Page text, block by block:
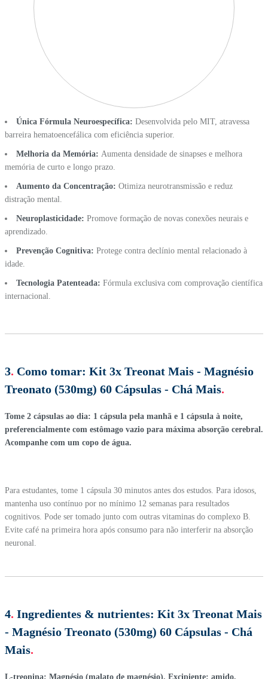
Única Fórmula Neuroespecífica: Desenvolvida pelo MIT, atravessa
barreira hematoencefálica com eficiência superior.
Melhoria da Memória: Aumenta densidade de sinapses e melhora
memória de curto e longo prazo.
Aumento da Concentração: Otimiza neurotransmissão e reduz
distração mental.
Neuroplasticidade: Promove formação de novas conexões neurais e
aprendizado.
Prevenção Cognitiva: Protege contra declínio mental relacionado à
idade.
Tecnologia Patenteada: Fórmula exclusiva com comprovação científica
internacional.
3. Como tomar: Kit 3x Treonat Mais - Magnésio
Treonato (530mg) 60 Cápsulas - Chá Mais.
Tome 2 cápsulas ao dia: 1 cápsula pela manhã e 1 cápsula à noite,
preferencialmente com estômago vazio para máxima absorção cerebral.
Acompanhe com um copo de água.
Para estudantes, tome 1 cápsula 30 minutos antes dos estudos. Para idosos,
mantenha uso contínuo por no mínimo 12 semanas para resultados
cognitivos. Pode ser tomado junto com outras vitaminas do complexo B.
Evite café na primeira hora após consumo para não interferir na absorção
neuronal.
4. Ingredientes & nutrientes: Kit 3x Treonat Mais
- Magnésio Treonato (530mg) 60 Cápsulas - Chá
Mais.
L-treonina; Magnésio (malato de magnésio). Excipiente: amido.